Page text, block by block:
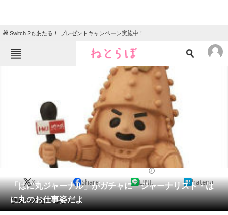
🎁 Switch 2もあたる！ プレゼントキャンペーン実施中！
ニュース
クイズ
地域
教育・育児
リサーチ
会員記事
メディア
「はに丸ジャーナル」がガチャに ジャーナリスト・は
に丸のお仕事姿だよ
X Share LINE hatena
ひんべえもいるよ。